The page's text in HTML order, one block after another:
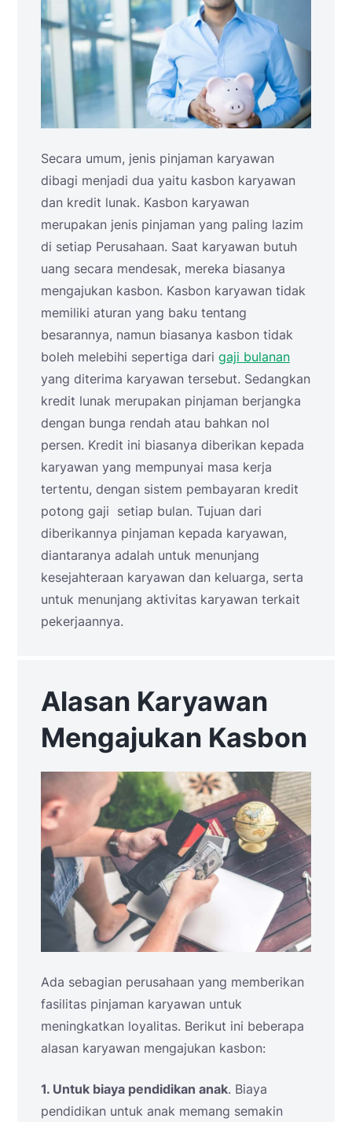
Secara umum, jenis pinjaman karyawan
dibagi menjadi dua yaitu kasbon karyawan
dan kredit lunak. Kasbon karyawan
merupakan jenis pinjaman yang paling lazim
di setiap Perusahaan. Saat karyawan butuh
uang secara mendesak, mereka biasanya
mengajukan kasbon. Kasbon karyawan tidak
memiliki aturan yang baku tentang
besarannya, namun biasanya kasbon tidak
boleh melebihi sepertiga dari gaji bulanan
yang diterima karyawan tersebut. Sedangkan
kredit lunak merupakan pinjaman berjangka
dengan bunga rendah atau bahkan nol
persen. Kredit ini biasanya diberikan kepada
karyawan yang mempunyai masa kerja
tertentu, dengan sistem pembayaran kredit
potong gaji setiap bulan. Tujuan dari
diberikannya pinjaman kepada karyawan,
diantaranya adalah untuk menunjang
kesejahteraan karyawan dan keluarga, serta
untuk menunjang aktivitas karyawan terkait
pekerjaannya.
Alasan Karyawan
Mengajukan Kasbon
Ada sebagian perusahaan yang memberikan
fasilitas pinjaman karyawan untuk
meningkatkan loyalitas. Berikut ini beberapa
alasan karyawan mengajukan kasbon:
1. Untuk biaya pendidikan anak. Biaya
pendidikan untuk anak memang semakin